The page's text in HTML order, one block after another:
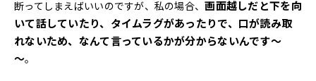
断ってしまえばいいのですが、私の場合、画面越しだと下を向
いて話していたり、タイムラグがあったりで、口が読み取
れないため、なんて言っているかが分からないんです～
～。